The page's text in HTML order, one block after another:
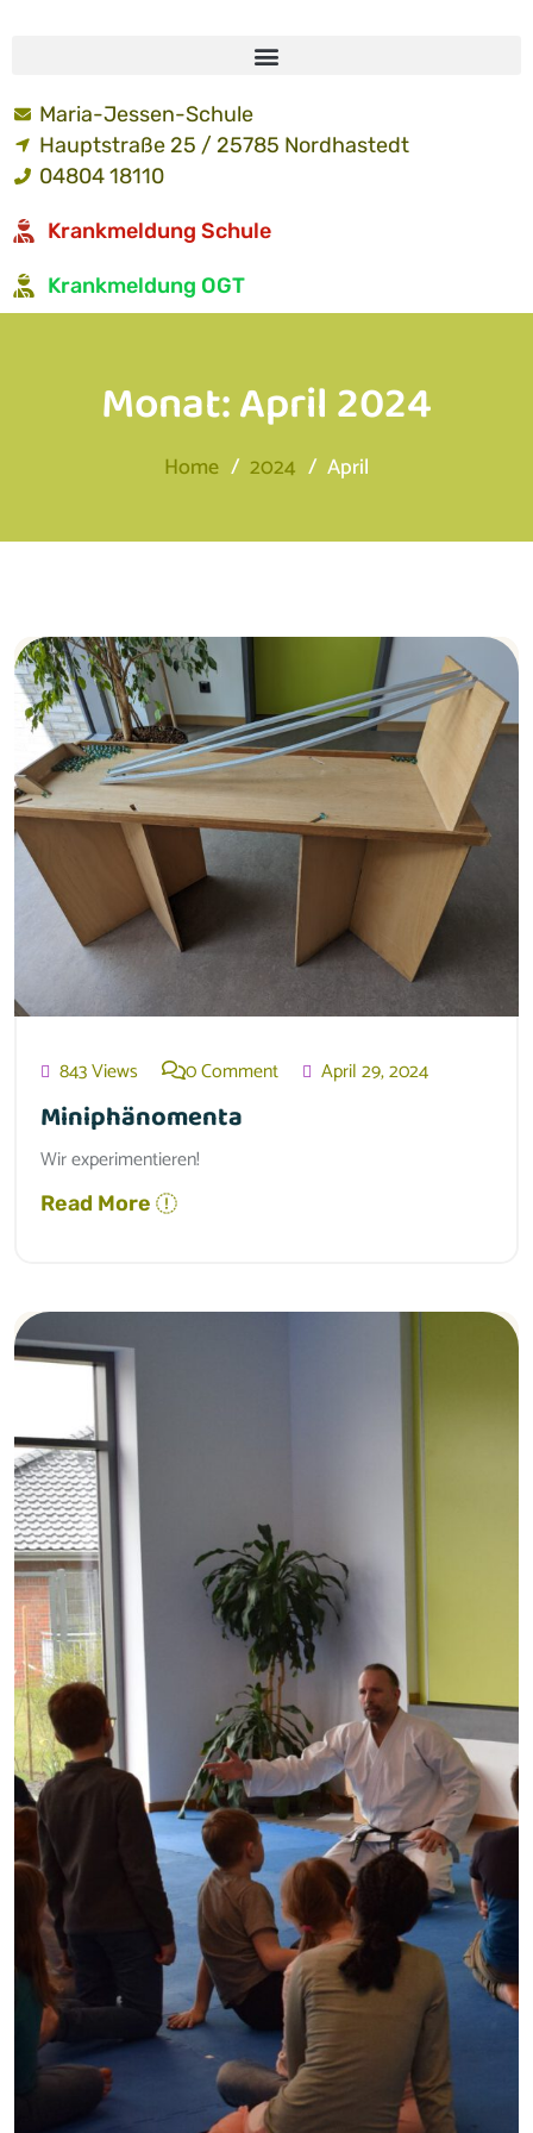
Maria-Jessen-Schule
Hauptstraße 25 / 25785 Nordhastedt
04804 18110
Krankmeldung Schule
Krankmeldung OGT
Monat:April 2024
Home 2024 April
843 Views 0 Comment April 29, 2024
Miniphänomenta
Wir experimentieren!
Read More